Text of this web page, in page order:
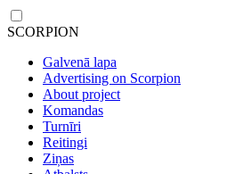
SCORPION
Galvenā lapa
Advertising on Scorpion
About project
Komandas
Turnīri
Reitingi
Ziņas